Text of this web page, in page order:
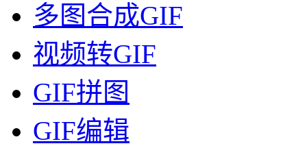
多图合成GIF
视频转GIF
GIF拼图
GIF编辑